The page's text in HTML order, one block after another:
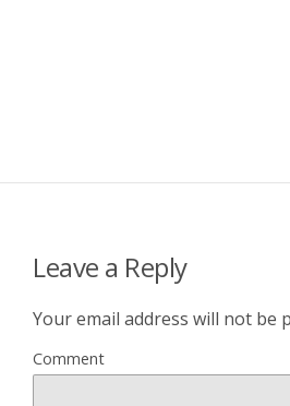
Leave a Reply
Your email address will not be
Comment